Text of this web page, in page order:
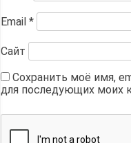
Email *
Сайт
Сохранить моё имя,
для последующих моих